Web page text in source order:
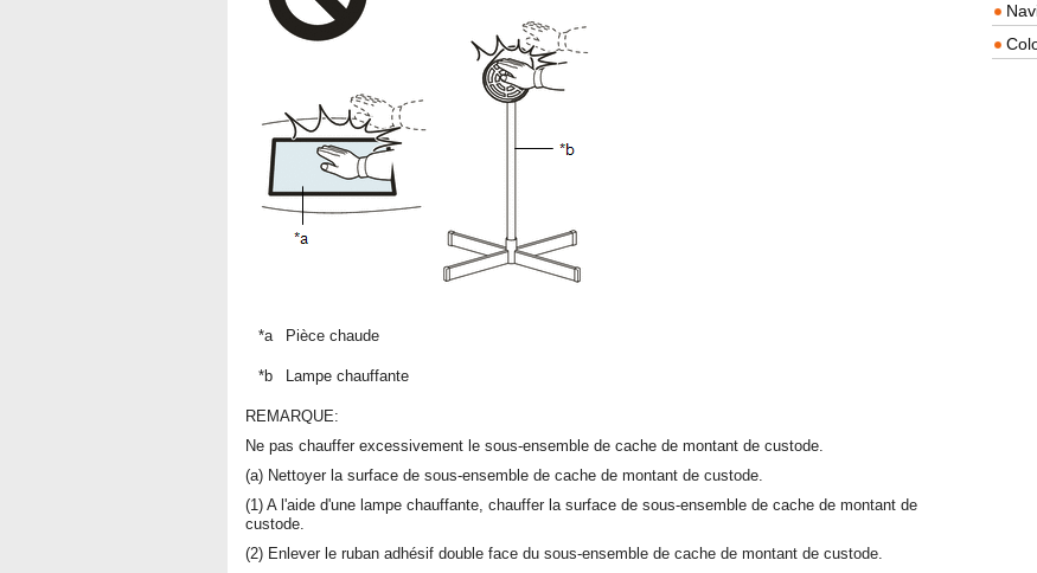
*a Pièce chaude
*b Lampe chauffante
REMARQUE:
Ne pas chauffer excessivement le sous-ensemble de cache de montant de custode.
(a) Nettoyer la surface de sous-ensemble de cache de montant de custode.
(1) A l'aide d'une lampe chauffante, chauffer la surface de sous-ensemble de cache de montant de
custode.
(2) Enlever le ruban adhésif double face du sous-ensemble de cache de montant de custode.